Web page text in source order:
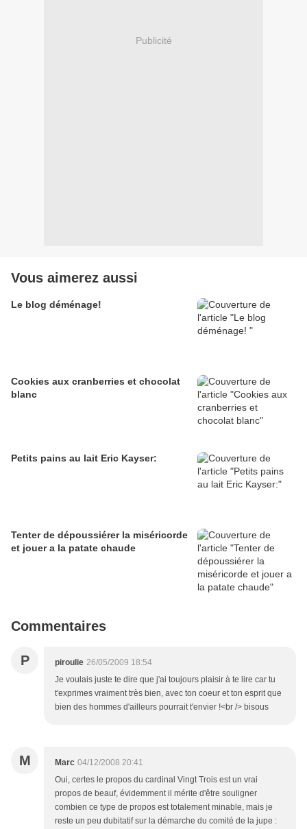
Publicité
Vous aimerez aussi
Le blog déménage!
Cookies aux cranberries et chocolat
blanc
Petits pains au lait Eric Kayser:
Tenter de dépoussiérer la miséricorde
et jouer a la patate chaude
Commentaires
P piroulie 26/05/2009 18:54
Je voulais juste te dire que j'ai toujours plaisir à te lire car tu
t'exprimes vraiment très bien, avec ton coeur et ton esprit que
bien des hommes d'ailleurs pourrait t'envier !<br /> bisous
M Marc 04/12/2008 20:41
Oui, certes le propos du cardinal Vingt Trois est un vrai
propos de beauf, évidemment il mérite d'être souligner
combien ce type de propos est totalement minable, mais je
reste un peu dubitatif sur la démarche du comité de la jupe :